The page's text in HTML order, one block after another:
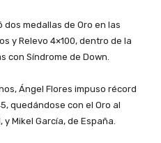
medallas de Oro en las
y Relevo 4×100, dentro de la
con Síndrome de Down.
Ángel Flores impuso récord
quedándose con el Oro al
Mikel García, de España.